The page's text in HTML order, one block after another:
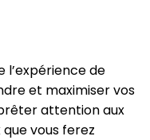
de
et maximiser vos
attention aux
que vous ferez